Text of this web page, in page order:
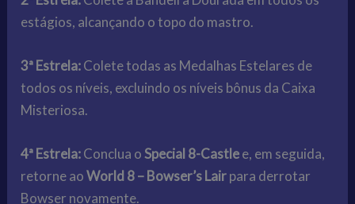
estágios, alcançando o topo do mastro.
3ª Estrela:Colete todas as Medalhas Estelares de
todos os níveis, excluindo os níveis bônus da Caixa
Misteriosa.
4ª Estrela:Conclua oSpecial 8-Castlee, em seguida,
retorne aoWorld 8 – Bowser’s Lairpara derrotar
Bowser novamente.